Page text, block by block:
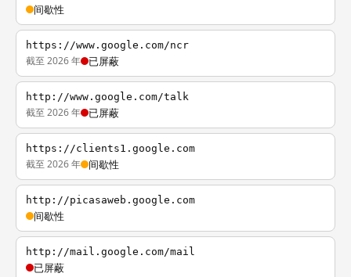
间歇性
https://www.google.com/ncr
截至 2026 年 已屏蔽
http://www.google.com/talk
截至 2026 年 已屏蔽
https://clients1.google.com
截至 2026 年 间歇性
http://picasaweb.google.com
间歇性
http://mail.google.com/mail
已屏蔽